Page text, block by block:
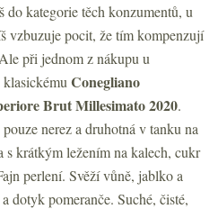
kategorie těch konzumentů, u
vzbuzuje pocit, že tím kompenzují
při jednom z nákupu u
Conegliano
Brut Millesimato 2020.
nerez a druhotná v tanku na
s krátkým ležením na kalech, cukr
perlení. Svěží vůně, jablko a
dotyk pomeranče. Suché, čisté,